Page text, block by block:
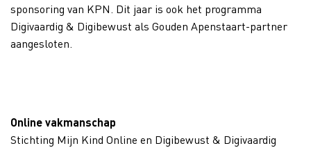
sponsoring van KPN. Dit jaar is ook het programma
Digivaardig & Digibewust als Gouden Apenstaart-partner
aangesloten.
Online vakmanschap
Stichting Mijn Kind Online en Digibewust & Digivaardig